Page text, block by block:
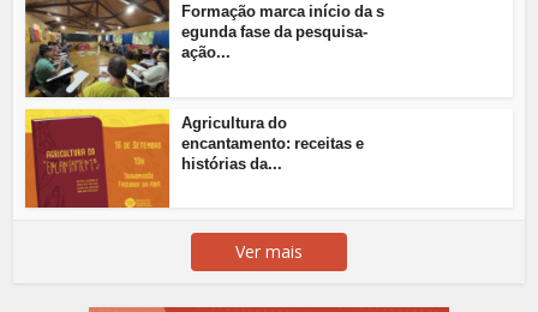
Formação marca início da s
egunda fase da pesquisa-
ação...
Agricultura do
encantamento: receitas e
histórias da...
Ver mais